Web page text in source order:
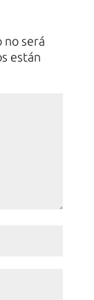
no será
están